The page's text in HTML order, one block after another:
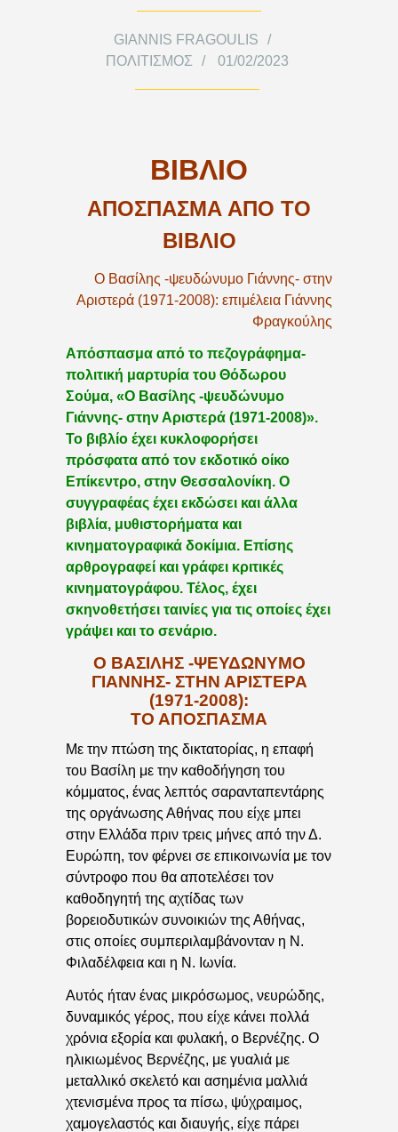
GIANNIS FRAGOULIS
ΠΟΛΙΤΙΣΜΌΣ
01/02/2023
ΒΙΒΛΙΟ
ΑΠΟΣΠΑΣΜΑ ΑΠΟ ΤΟ
ΒΙΒΛΙΟ
Ο Βασίλης -ψευδώνυμο Γιάννης- στην
Αριστερά (1971-2008): επιμέλεια Γιάννης
Φραγκούλης
Απόσπασμα από το πεζογράφημα-
πολιτική μαρτυρία του Θόδωρου
Σούμα, «Ο Βασίλης -ψευδώνυμο
Γιάννης- στην Αριστερά (1971-2008)».
Το βιβλίο έχει κυκλοφορήσει
πρόσφατα από τον εκδοτικό οίκο
Επίκεντρο, στην Θεσσαλονίκη. Ο
συγγραφέας έχει εκδώσει και άλλα
βιβλία, μυθιστορήματα και
κινηματογραφικά δοκίμια. Επίσης
αρθρογραφεί και γράφει κριτικές
κινηματογράφου. Τέλος, έχει
σκηνοθετήσει ταινίες για τις οποίες έχει
γράψει και το σενάριο.
Ο ΒΑΣΙΛΗΣ -ΨΕΥΔΩΝΥΜΟ
ΓΙΑΝΝΗΣ- ΣΤΗΝ ΑΡΙΣΤΕΡΑ
(1971-2008):
ΤΟ ΑΠΟΣΠΑΣΜΑ
Με την πτώση της δικτατορίας, η επαφή
του Βασίλη με την καθοδήγηση του
κόμματος, ένας λεπτός σαρανταπεντάρης
της οργάνωσης Αθήνας που είχε μπει
στην Ελλάδα πριν τρεις μήνες από την Δ.
Ευρώπη, τον φέρνει σε επικοινωνία με τον
σύντροφο που θα αποτελέσει τον
καθοδηγητή της αχτίδας των
βορειοδυτικών συνοικιών της Αθήνας,
στις οποίες συμπεριλαμβάνονταν η Ν.
Φιλαδέλφεια και η Ν. Ιωνία.
Αυτός ήταν ένας μικρόσωμος, νευρώδης,
δυναμικός γέρος, που είχε κάνει πολλά
χρόνια εξορία και φυλακή, ο Βερνέζης. Ο
ηλικιωμένος Βερνέζης, με γυαλιά με
μεταλλικό σκελετό και ασημένια μαλλιά
χτενισμένα προς τα πίσω, ψύχραιμος,
χαμογελαστός και διαυγής, είχε πάρει